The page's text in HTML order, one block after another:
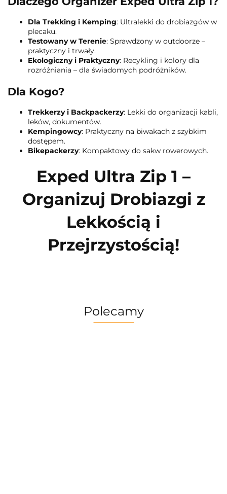
Dla Trekking i Kemping: Ultralekki do drobiazgów w
plecaku.
Testowany w Terenie: Sprawdzony w outdoorze –
praktyczny i trwały.
Ekologiczny i Praktyczny: Recykling i kolory dla
rozróżniania – dla świadomych podróżników.
Dla Kogo?
Trekkerzy i Backpackerzy: Lekki do organizacji kabli,
leków, dokumentów.
Kempingowcy: Praktyczny na biwakach z szybkim
dostępem.
Bikepackerzy: Kompaktowy do sakw rowerowych.
Exped Ultra Zip 1 –
Organizuj Drobiazgi z
Lekkością i
Przejrzystością!
Polecamy